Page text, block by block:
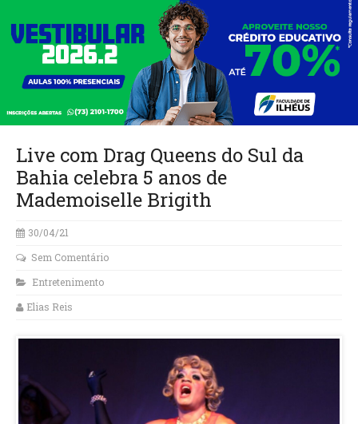
Live com Drag Queens do Sul da
Bahia celebra 5 anos de
Mademoiselle Brigith
30/04/21
Sem Comentário
Entretenimento
Elias Reis